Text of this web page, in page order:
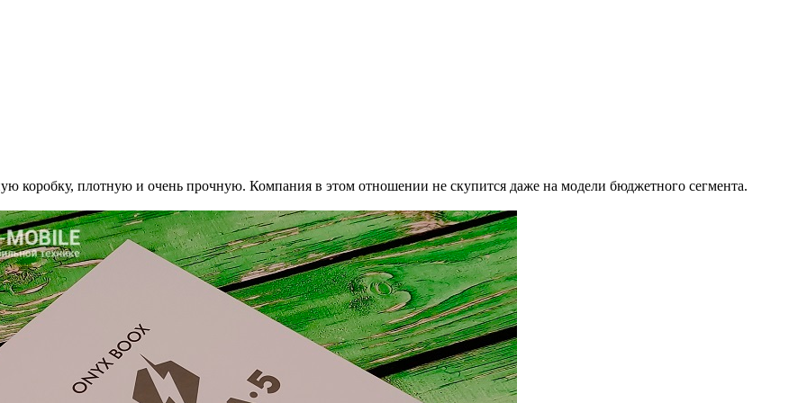
коробку, плотную и очень прочную. Компания в этом отношении не скупится даже на модели бюджетного сегмента.